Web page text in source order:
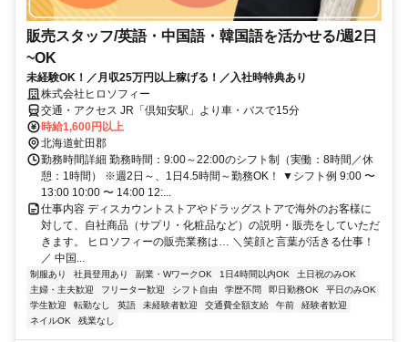
販売スタッフ/英語・中国語・韓国語を活かせる/週2日
~OK
未経験OK！／月収25万円以上稼げる！／入社時特典あり
株式会社ヒロソフィー
交通・アクセス JR「倶知安駅」より車・バスで15分
時給1,600円以上
北海道虻田郡
勤務時間詳細 勤務時間：9:00～22:00のシフト制（実働：8時間／休
憩：1時間） ※週2日～、1日4.5時間～勤務OK！ ▼シフト例 9:00 〜
13:00 10:00 〜 14:00 12:...
仕事内容 ディスカウントストアやドラッグストアで海外のお客様に
対して、自社商品（サプリ・化粧品など）の説明・販売をしていただ
きます。 ヒロソフィーの販売業務は… ＼笑顔と言葉が活きる仕事！
／ 中国...
制服あり 社員登用あり 副業・WワークOK 1日4時間以内OK
土日祝のみOK
主婦・主夫歓迎
フリーター歓迎 シフト自由 学歴不問 即日勤務OK
平日のみOK
学生歓迎
転勤なし 英語 未経験者歓迎 交通費全額支給 午前
経験者歓迎
ネイルOK
残業なし